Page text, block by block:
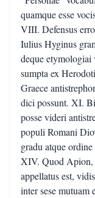
quamque esse
VIII. Defensus
Iulius Hyginus
deque
sumpta ex
Graece
dici possunt. XI.
posse videri
populi Romani
gradu atque
XIV. Quod Apion,
appellatus est,
inter sese mutuam